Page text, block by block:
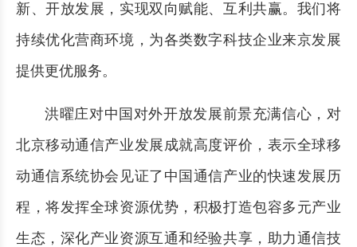
新、开放发展，实现双向赋能、互利共赢。我们将
持续优化营商环境，为各类数字科技企业来京发展
提供更优服务。
洪曜庄对中国对外开放发展前景充满信心，对
北京移动通信产业发展成就高度评价，表示全球移
动通信系统协会见证了中国通信产业的快速发展历
程，将发挥全球资源优势，积极打造包容多元产业
生态，深化产业资源互通和经验共享，助力通信技